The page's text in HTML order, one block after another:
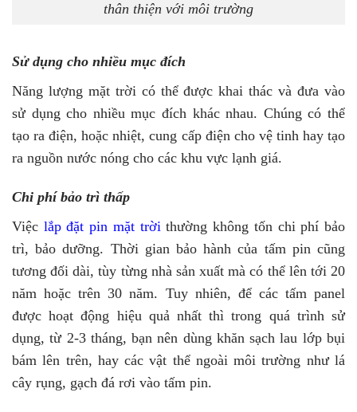
thân thiện với môi trường
Sử dụng cho nhiều mục đích
Năng lượng mặt trời có thể được khai thác và đưa vào
sử dụng cho nhiều mục đích khác nhau. Chúng có thể
tạo ra điện, hoặc nhiệt, cung cấp điện cho vệ tinh hay tạo
ra nguồn nước nóng cho các khu vực lạnh giá.
Chi phí bảo trì thấp
Việc lắp đặt pin mặt trờithường không tốn chi phí bảo
trì, bảo dưỡng. Thời gian bảo hành của tấm pin cũng
tương đối dài, tùy từng nhà sản xuất mà có thể lên tới 20
năm hoặc trên 30 năm. Tuy nhiên, để các tấm panel
được hoạt động hiệu quả nhất thì trong quá trình sử
dụng, từ 2-3 tháng, bạn nên dùng khăn sạch lau lớp bụi
bám lên trên, hay các vật thể ngoài môi trường như lá
cây rụng, gạch đá rơi vào tấm pin.